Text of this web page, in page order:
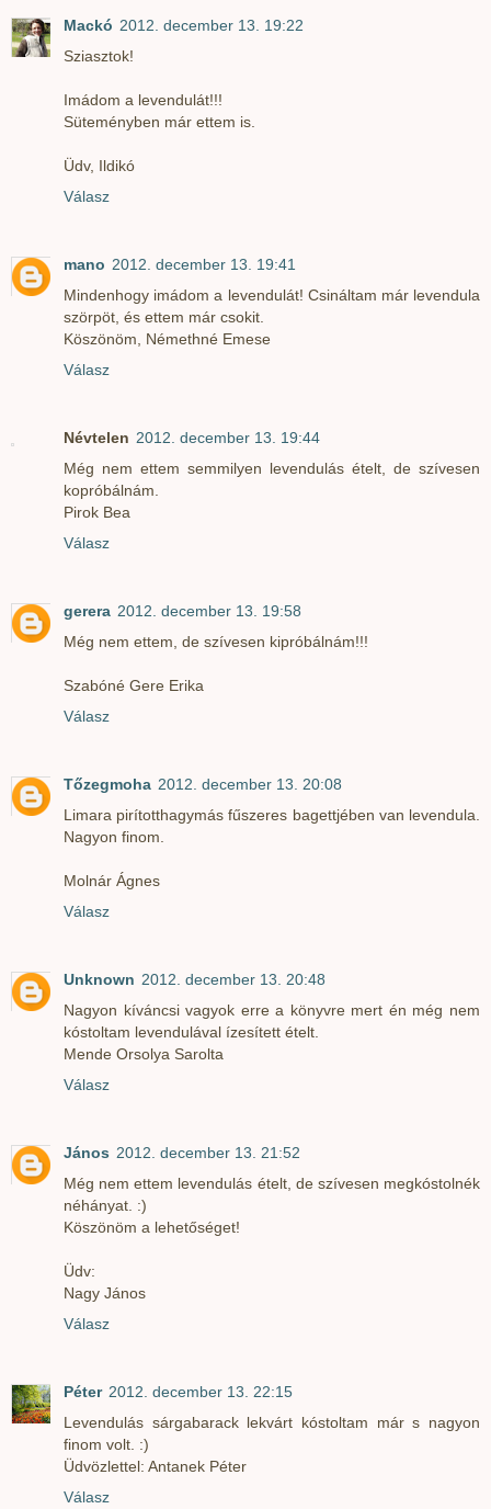
Mackó 2012. december 13. 19:22
Sziasztok!
Imádom a levendulát!!!
Süteményben már ettem is.
Üdv, Ildikó
Válasz
mano 2012. december 13. 19:41
Mindenhogy imádom a levendulát! Csináltam már levendula
szörpöt, és ettem már csokit.
Köszönöm, Némethné Emese
Válasz
Névtelen 2012. december 13. 19:44
Még nem ettem semmilyen levendulás ételt, de szívesen
kopróbálnám.
Pirok Bea
Válasz
gerera 2012. december 13. 19:58
Még nem ettem, de szívesen kipróbálnám!!!
Szabóné Gere Erika
Válasz
Tőzegmoha 2012. december 13. 20:08
Limara pirítotthagymás fűszeres bagettjében van levendula.
Nagyon finom.
Molnár Ágnes
Válasz
Unknown 2012. december 13. 20:48
Nagyon kíváncsi vagyok erre a könyvre mert én még nem
kóstoltam levendulával ízesített ételt.
Mende Orsolya Sarolta
Válasz
János 2012. december 13. 21:52
Még nem ettem levendulás ételt, de szívesen megkóstolnék
néhányat. :)
Köszönöm a lehetőséget!
Üdv:
Nagy János
Válasz
Péter 2012. december 13. 22:15
Levendulás sárgabarack lekvárt kóstoltam már s nagyon
finom volt. :)
Üdvözlettel: Antanek Péter
Válasz